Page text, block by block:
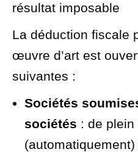
résultat imposable
La déduction fiscale
œuvre d’art est
suivantes :
Sociétés
sociétés : de plein